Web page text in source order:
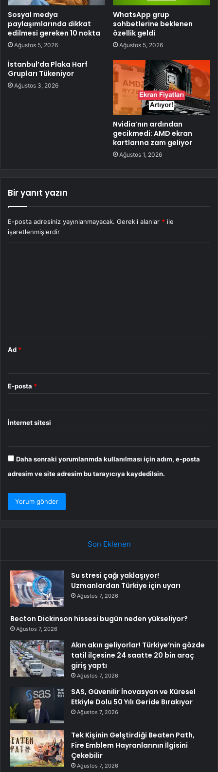
Sosyal medya
paylaşımlarında dikkat
edilmesi gereken 10 nokta
Ağustos 5, 2026
WhatsApp grup
sohbetlerine beklenen
özellik geldi
Ağustos 5, 2026
İstanbul’da Plaka Harf
Grupları Tükeniyor
Ağustos 3, 2026
Nvidia’nın ardından
gecikmedi: AMD ekran
kartlarına zam geliyor
Ağustos 1, 2026
Bir yanıt yazın
E-posta adresiniz yayınlanmayacak. Gerekli alanlar * ile
işaretlenmişlerdir
Ad *
E-posta *
İnternet sitesi
Daha sonraki yorumlarımda kullanılması için adım, e-posta
adresim ve site adresim bu tarayıcıya kaydedilsin.
Son Eklenen
Su stresi çağı yaklaşıyor!
Uzmanlardan Türkiye için uyarı
Ağustos 7, 2026
Becton Dickinson hissesi bugün neden yükseliyor?
Ağustos 7, 2026
Akın akın geliyorlar! Türkiye’nin gözde
tatil ilçesine 24 saatte 20 bin araç
giriş yaptı
Ağustos 7, 2026
SAS, Güvenilir İnovasyon ve Küresel
Etkiyle Dolu 50 Yılı Geride Bırakıyor
Ağustos 7, 2026
Tek Kişinin Gelştirdiği Beaten Path,
Fire Emblem Hayranlarının İlgisini
Çekebilir
Ağustos 7, 2026